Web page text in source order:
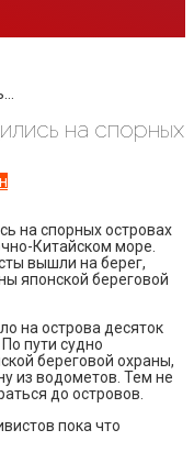
на спорных
на спорных островах
Китайском море.
вышли на берег,
японской береговой
на острова десяток
пути судно
береговой охраны,
из водометов. Тем не
до островов.
пока что